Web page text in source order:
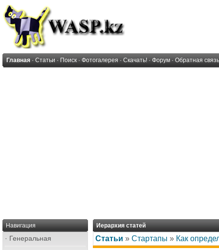
Главная · Статьи · Поиск · Фотогалерея · Скачать! · Форум · Обратная связь
Навигация
· Генеральная
Иерархия статей
Статьи » Стартапы » Как